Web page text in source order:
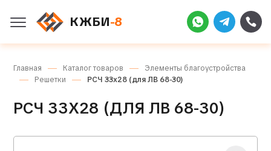
КЖБИ-8
Главная Каталог товаров
Элементы благоустройства
Решетки
РСЧ 33х28 (для ЛВ 68-30)
РСЧ 33Х28 (ДЛЯ ЛВ 68-30)